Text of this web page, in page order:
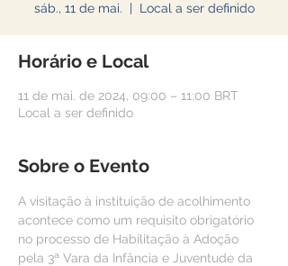
sáb., 11 de mai.
  |
Local a ser definido
Horário e Local
11 de mai. de 2024, 09:00 – 11:00 BRT
Local a ser definido
Sobre o Evento
A visitação à instituição de acolhimento
acontece como um requisito obrigatório
no processo de Habilitação à Adoção
pela 3ª Vara da Infância e Juventude da